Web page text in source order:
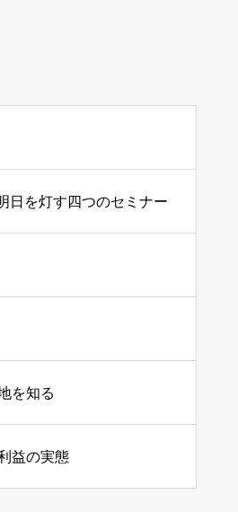
日を灯す四つのセミナー
を知る
益の実態